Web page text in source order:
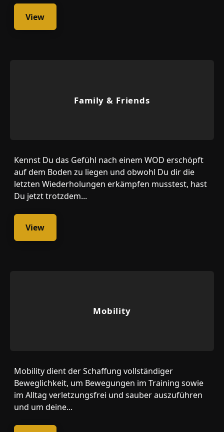
View
Family & Friends
Kennst Du das Gefühl nach einem WOD erschöpft
auf dem Boden zu liegen und obwohl Du dir die
letzten Wiederholungen erkämpfen musstest, hast
Du jetzt trotzdem...
View
Mobility
Mobility dient der Schaffung vollständiger
Beweglichkeit, um Bewegungen im Training sowie
im Alltag verletzungsfrei und sauber auszuführen
und um deine...